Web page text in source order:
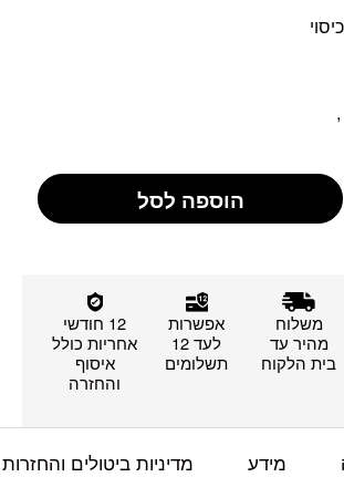
,
הוספה לסל
משלוח
מהיר עד
בית הלקוח
אפשרות
לעד 12
תשלומים
12 חודשי
אחריות כולל
איסוף
והחזרה
מידע מדיניות ביטולים והחזרות